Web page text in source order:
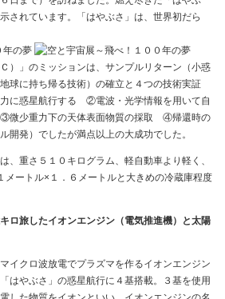
されています。「はやぶさ」は、世界初だら
」のミッションは、サンプルリターン（小惑
球に持ち帰る技術）の確立と４つの技術実証
に惑星航行する ②電波・光学情報を用いて自
微少重力下の天体表面物質の採取 ④帰還時の
開発）でしたが満点以上の大成功でした。
、重さ５１０キログラム、軽自動車より軽く、
メートル×１．６メートルと大きめの冷蔵庫程度
ロ旅したイオンエンジン（電気推進機）と太陽
イクロ波放電でプラズマを作るイオンエンジン
はやぶさ」の惑星航行に４基搭載。３基を使用